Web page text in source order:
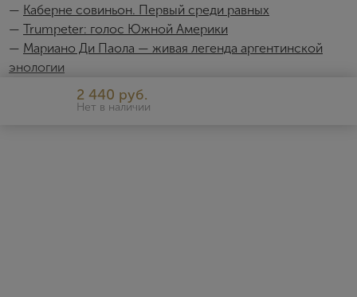
— Каберне совиньон. Первый среди равных
— Trumpeter: голос Южной Америки
— Мариано Ди Паола — живая легенда аргентинской
энологии
Trumpeter2 440 руб.
Нет в наличии